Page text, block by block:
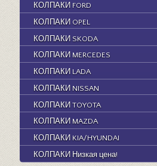
КОЛПАКИ FORD
КОЛПАКИ OPEL
КОЛПАКИ SKODA
КОЛПАКИ MERCEDES
КОЛПАКИ LADA
КОЛПАКИ NISSAN
КОЛПАКИ TOYOTA
КОЛПАКИ MAZDA
КОЛПАКИ KIA/HYUNDAI
КОЛПАКИ Низкая цена!